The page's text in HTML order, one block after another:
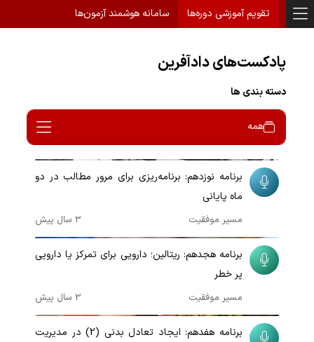
تقویم آموزشی دوره‌ها سامانه هوشمند آزمون‌ها
پادکست‌های دادآفرین
دسته بندی ها
همه
00:09:54
برنامه نوزدهم: برنامه‌ریزی برای مرور مطالب در دو
ماه پایانی
مسیر موفقیت 3 سال پیش 00:10:10
برنامه هجدهم: ریتالین؛ دارویی برای تمرکز یا دارویی
پر خطر
مسیر موفقیت 3 سال پیش 00:09:57
برنامه هفدهم: ایجاد تعادل بدنی (2) در مدیریت